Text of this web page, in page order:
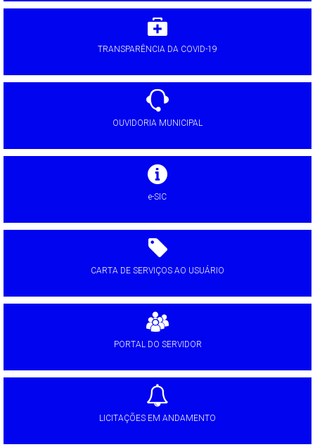
TRANSPARÊNCIA DA COVID-19
OUVIDORIA MUNICIPAL
e-SIC
CARTA DE SERVIÇOS AO USUÁRIO
PORTAL DO SERVIDOR
LICITAÇÕES EM ANDAMENTO